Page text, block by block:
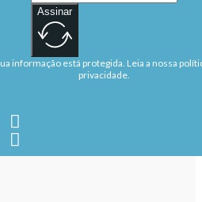
Assinar
informação está protegida. Leia a nossa
privacidade.